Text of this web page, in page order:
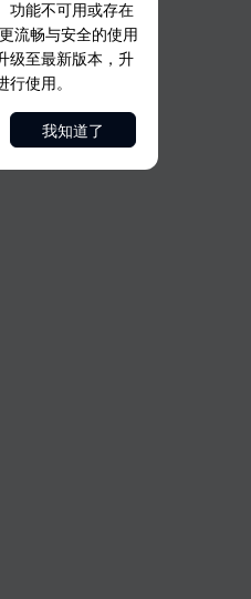
功能不可用或存在
流畅与安全的使用
级至最新版本，升
行使用。
我知道了